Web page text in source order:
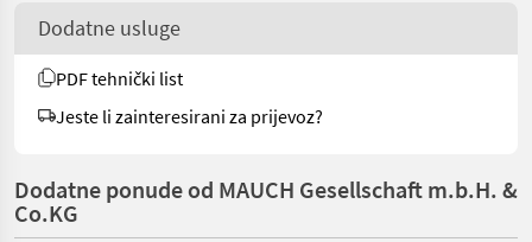
Dodatne usluge
PDF tehnički list
Jeste li zainteresirani za prijevoz?
Dodatne ponude od MAUCH Gesellschaft m.b.H. &
Co.KG